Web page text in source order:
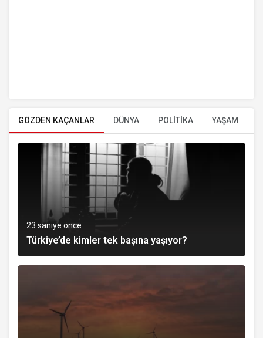
GÖZDEN KAÇANLAR DÜNYA POLİTİKA YAŞAM
23 saniye önce
Türkiye’de kimler tek başına yaşıyor?